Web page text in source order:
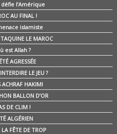
l’Amérique
AU FINAL !
islamiste
TAQUINE LE MAROC
est Allah ?
AGRESSÉE
LE JEU ?
ACHRAF HAKIMI
BALLON D’OR
DE CLIM !
ALGÉRIEN
FÊTE DE TROP